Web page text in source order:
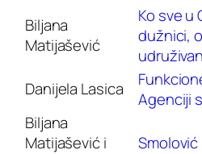
Biljana
Matijašević
Ko sve u
dužnici,
Danijela Lasica
Agenciji
Biljana
Matijašević i
Smolović